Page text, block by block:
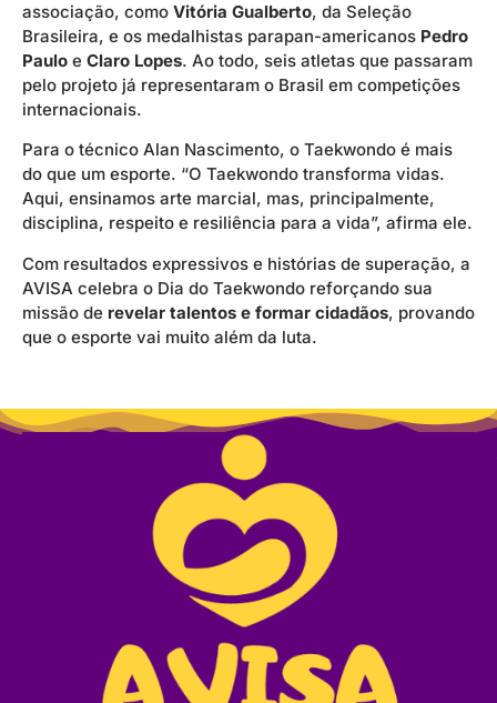
associação, como Vitória Gualberto, da Seleção
Brasileira, e os medalhistas parapan-americanos Pedro
Paulo e Claro Lopes. Ao todo, seis atletas que passaram
pelo projeto já representaram o Brasil em competições
internacionais.
Para o técnico Alan Nascimento, o Taekwondo é mais
do que um esporte. “O Taekwondo transforma vidas.
Aqui, ensinamos arte marcial, mas, principalmente,
disciplina, respeito e resiliência para a vida”, afirma ele.
Com resultados expressivos e histórias de superação, a
AVISA celebra o Dia do Taekwondo reforçando sua
missão de revelar talentos e formar cidadãos, provando
que o esporte vai muito além da luta.